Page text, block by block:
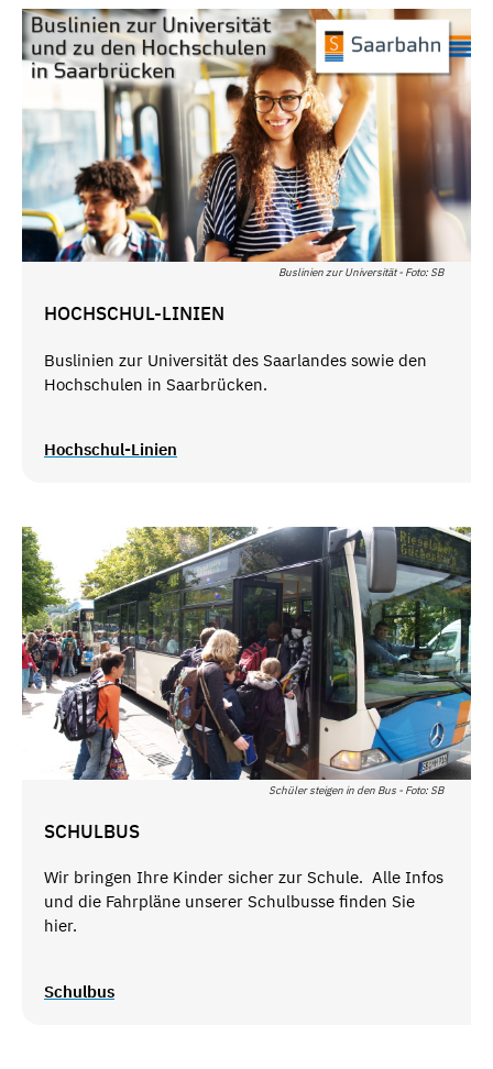
Buslinien zur Universität - Foto: SB
HOCHSCHUL-LINIEN
Buslinien zur Universität des Saarlandes sowie den
Hochschulen in Saarbrücken.
Hochschul-Linien
Schüler steigen in den Bus - Foto: SB
SCHULBUS
Wir bringen Ihre Kinder sicher zur Schule. Alle Infos
und die Fahrpläne unserer Schulbusse finden Sie
hier.
Schulbus